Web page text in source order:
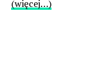
(więcej…)